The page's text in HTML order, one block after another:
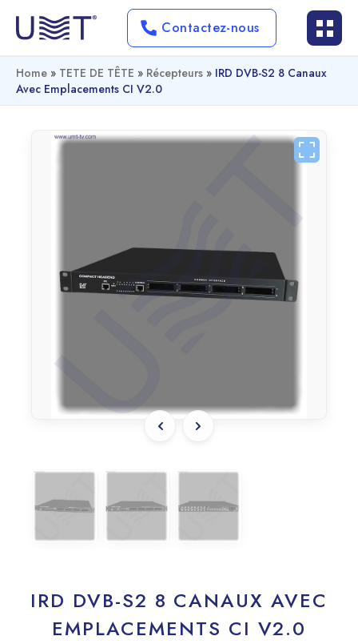
Contactez-nous
Home » TETE DE TÊTE » Récepteurs » IRD DVB-S2 8 Canaux
Avec Emplacements CI V2.0
IRD DVB-S2 8 CANAUX AVEC
EMPLACEMENTS CI V2.0